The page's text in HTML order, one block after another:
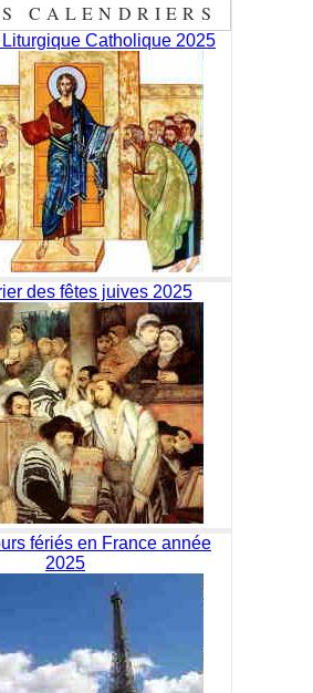
CALENDRIERS
Catholique 2025
des fêtes juives 2025
fériés en France année
2025